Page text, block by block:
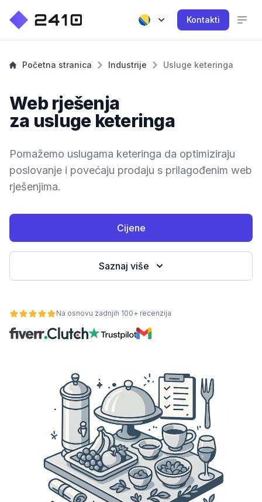
Kontakti
Početna stranica Industrije Usluge keteringa
Web rješenja
za usluge keteringa
Pomažemo uslugama keteringa da optimiziraju
poslovanje i povećaju prodaju s prilagođenim web
rješenjima.
Cijene
Saznaj više
Na osnovu zadnjih 100+ recenzija